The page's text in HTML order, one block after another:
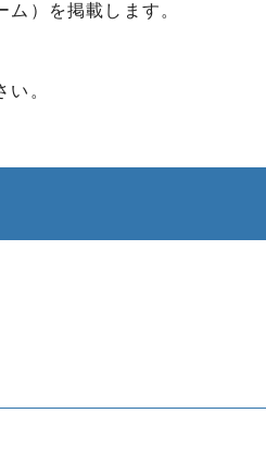
）を掲載します。
。